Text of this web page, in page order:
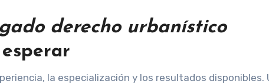
derecho urbanístico
la especialización y los resultados disponibles.